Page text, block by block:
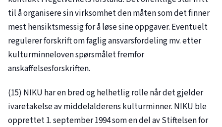
til å organisere sin virksomhet den måten som det finner
mest hensiktsmessig for å løse sine oppgaver. Eventuelt
regulerer forskrift om faglig ansvarsfordeling mv. etter
kulturminneloven spørsmålet fremfor
anskaffelsesforskriften.
(15) NIKU har en bred og helhetlig rolle når det gjelder
ivaretakelse av middelalderens kulturminner. NIKU ble
opprettet 1. september 1994 som en del av Stiftelsen for